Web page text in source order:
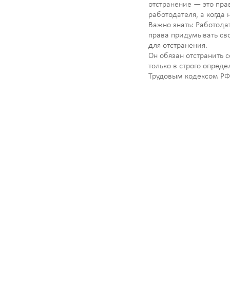
отстранение — это
работодателя, а когда
Важно знать:
права придумывать
для отстранения.
Он обязан отстранить
только в строго
Трудовым кодексом РФ